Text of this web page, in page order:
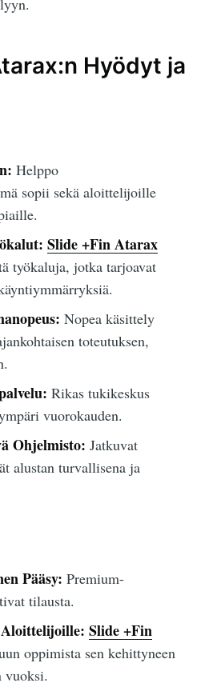
Hyödyt ja
Helppo
sopii sekä aloittelijoille
Slide +Fin Atarax
työkaluja, jotka tarjoavat
Nopea käsittely
toteutuksen,
Rikas tukikeskus
vuorokauden.
Ohjelmisto: Jatkuvat
alustan turvallisena ja
Pääsy: Premium-
tilausta.
Slide +Fin
oppimista sen kehittyneen
vuoksi.